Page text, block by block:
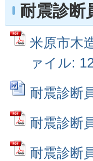
耐震診断
米原市木
ァイル:
耐震診断
耐震診断
耐震診断